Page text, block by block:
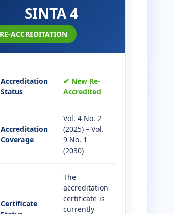
SINTA 4
RE-ACCREDITATION
Accreditation
Status
✔ New Re-
Accredited
Accreditation
Coverage
Vol. 4 No. 2
(2025) – Vol.
9 No. 1
(2030)
Certificate
The
accreditation
certificate is
currently